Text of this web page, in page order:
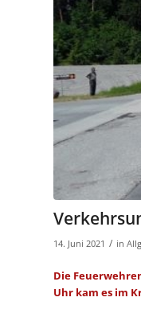
14. Juni 2021 / in
Die
Uhr kam es im